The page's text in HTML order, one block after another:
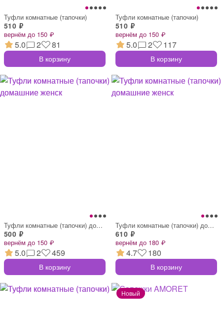
Туфли комнатные (тапочки)
510 ₽
вернём до 150 ₽
5.0 2 81
В корзину
Туфли комнатные (тапочки)
510 ₽
вернём до 150 ₽
5.0 2 117
В корзину
Туфли комнатные (тапочки) домашние женск
500 ₽
вернём до 150 ₽
5.0 2 459
В корзину
Туфли комнатные (тапочки) домашние женск
610 ₽
вернём до 180 ₽
4.7 180
В корзину